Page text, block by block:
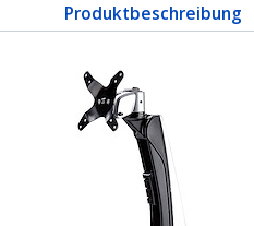
Produktbeschreibung